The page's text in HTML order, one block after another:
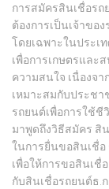
การสมัครสินเชื่อร
ต้องการเป็นเจ้าขอ
โดยเฉพาะในประเ
เพื่อการเกษตรและ
ความสนใจ เนื่องจ
เหมาะสมกับประช
รถยนต์เพื่อการใช้ชี
มาพูดถึงวิธีสมัคร สิ
ในการยื่นขอสินเชื่อ
เพื่อให้การขอสินเชื่
กับสินเชื่อรถยนต์ธ.